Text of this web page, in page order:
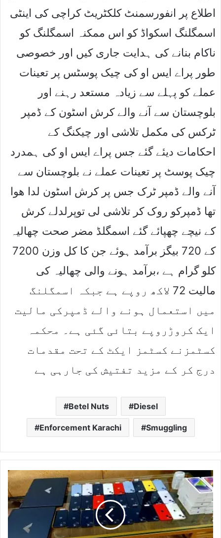
اطلاع پر انفورسمنٹ کلکٹریٹ کراچی کی اینٹی
اسمگلنگ اسکواڈ کو اس ممکنہ اسمگلنگ کو
ناکام بنانے کی ہدایت جاری کیں اور خصوصی
طور پراے ایس او کی چیک پوسٹس پر تعینات
عملے کو پہلے سے زیادہ مستعد رہنے اور
بلوچستان سے آنے والے کرش اسٹون کے ڈمپر
ٹرکس کی مکمل تلاشی اور چیکنگ کے
احکامات دیئے گئے جس پراے ایس او کی ہمدرد
چیک پوسٹ پر تعینات عملے نے بلوچستان سے
آنے والے ڈمپر ٹرک جس پر کرش اسٹون لدا ھوا
تھا ڈمپرکو روک کر تلاشی لی توپرلدلے کرش
کے نیچے چھپائے گئے اسمگلڈ مضر صحت چھالیہ
کے 720 بیگز برآمد ہوئے جن کا کل وزن 7200
کلو گرام ہے ،برآمد ہونے والی چھالیہ کی
مالیت 72 لاکھ روپے ہے جبکہ اسمگلنگ
میں استعمال ہونے والے ڈمپرکی مالیت
ایک کروڑروپے بتائی گئی ہے۔ محکمہ
کسٹمزنے کسٹمز ایکٹ کے تحت مقدمات
درج کر کے مزید تفتیش کی جارہی ہے
Betel Nuts Diesel
Enforcement Karachi Smuggling